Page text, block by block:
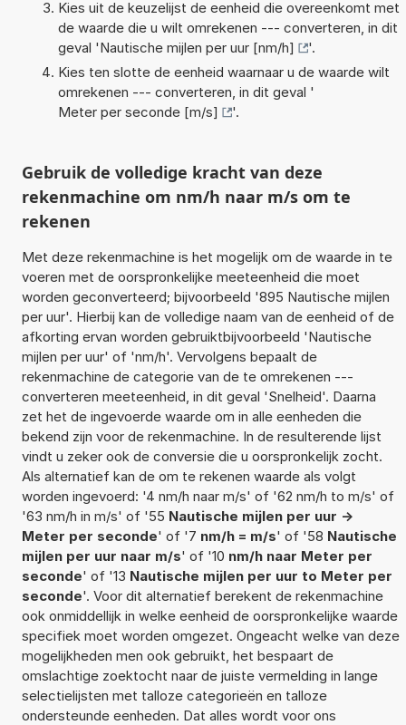
Kies uit de keuzelijst de eenheid die overeenkomt met
de waarde die u wilt omrekenen --- converteren, in dit
geval 'Nautische mijlen per uur [nm/h]
'.
Kies ten slotte de eenheid waarnaar u de waarde wilt
omrekenen --- converteren, in dit geval '
Meter per seconde [m/s]
'.
Gebruik de volledige kracht van deze
rekenmachine om nm/h naar m/s om te
rekenen
Met deze rekenmachine is het mogelijk om de waarde in te
voeren met de oorspronkelijke meeteenheid die moet
worden geconverteerd; bijvoorbeeld '895 Nautische mijlen
per uur'. Hierbij kan de volledige naam van de eenheid of de
afkorting ervan worden gebruiktbijvoorbeeld 'Nautische
mijlen per uur' of 'nm/h'. Vervolgens bepaalt de
rekenmachine de categorie van de te omrekenen ---
converteren meeteenheid, in dit geval 'Snelheid'. Daarna
zet het de ingevoerde waarde om in alle eenheden die
bekend zijn voor de rekenmachine. In de resulterende lijst
vindt u zeker ook de conversie die u oorspronkelijk zocht.
Als alternatief kan de om te rekenen waarde als volgt
worden ingevoerd: '4 nm/h naar m/s' of '62 nm/h to m/s' of
'63 nm/h in m/s' of '55 Nautische mijlen per uur ->
Meter per seconde' of '7 nm/h = m/s' of '58 Nautische
mijlen per uur naar m/s' of '10 nm/h naar Meter per
seconde' of '13 Nautische mijlen per uur to Meter per
seconde'. Voor dit alternatief berekent de rekenmachine
ook onmiddellijk in welke eenheid de oorspronkelijke waarde
specifiek moet worden omgezet. Ongeacht welke van deze
mogelijkheden men ook gebruikt, het bespaart de
omslachtige zoektocht naar de juiste vermelding in lange
selectielijsten met talloze categorieën en talloze
ondersteunde eenheden. Dat alles wordt voor ons